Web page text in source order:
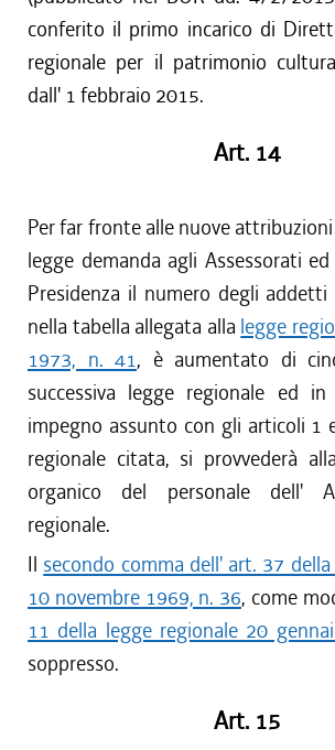
conferito il primo incarico di
regionale per il patrimonio
dall' 1 febbraio 2015.
Art. 14
Per far fronte alle nuove
legge demanda agli Assessorati
Presidenza il numero degli
nella tabella allegata alla legge
1973, n. 41, è aumentato di
successiva legge regionale ed
impegno assunto con gli articoli 1
regionale citata, si provvederà
organico del personale dell'
regionale.
Il secondo comma dell' art. 37
10 novembre 1969, n. 36, come
11 della legge regionale 20
soppresso.
Art. 15